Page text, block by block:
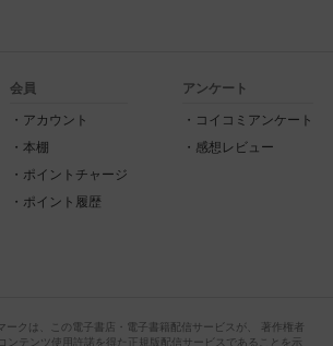
会員
アカウント
本棚
ポイントチャージ
ポイント履歴
アンケート
コイコミアンケート
感想レビュー
ークは、この電子書店・電子書籍配信サービスが、 著作権者
ンテンツ使用許諾を得た正規版配信サービスであることを示